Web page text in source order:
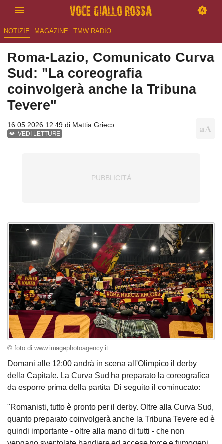
NOTIZIE MAGAZINE TMW RADIO
Roma-Lazio, Comunicato Curva
Sud: "La coreografia
coinvolgerà anche la Tribuna
Tevere"
16.05.2026 12:49 di Mattia Grieco
VEDI LETTURE
© foto di www.imagephotoagency.it
Domani alle 12:00 andrà in scena all'Olimpico il derby
della Capitale. La Curva Sud ha preparato la coreografica
da esporre prima della partita. Di seguito il cominucato:
"Romanisti, tutto è pronto per il derby. Oltre alla Curva Sud,
quanto preparato coinvolgerà anche la Tribuna Tevere ed è
quindi importante - oltre alla mano di tutti - che non